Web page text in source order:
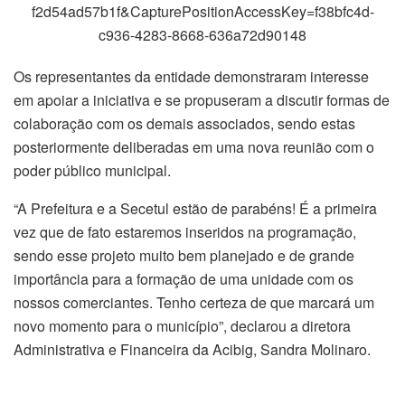
Os representantes da entidade demonstraram interesse
em apoiar a iniciativa e se propuseram a discutir formas de
colaboração com os demais associados, sendo estas
posteriormente deliberadas em uma nova reunião com o
poder público municipal.
“A Prefeitura e a Secetul estão de parabéns! É a primeira
vez que de fato estaremos inseridos na programação,
sendo esse projeto muito bem planejado e de grande
importância para a formação de uma unidade com os
nossos comerciantes. Tenho certeza de que marcará um
novo momento para o município”, declarou a diretora
Administrativa e Financeira da Acibig, Sandra Molinaro.